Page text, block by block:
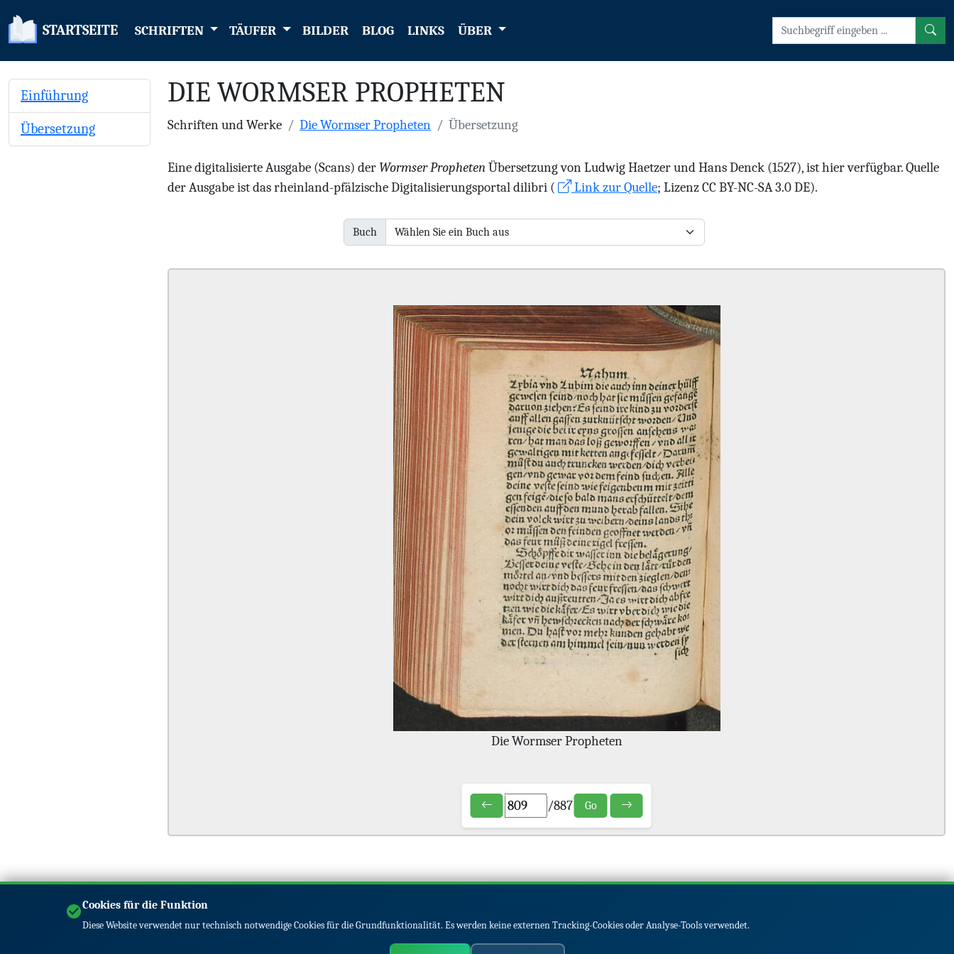
STARTSEITE SCHRIFTEN TÄUFER BILDER BLOG LINKS ÜBER
Einführung
Übersetzung
DIE WORMSER PROPHETEN
Schriften und Werke Die Wormser Propheten Übersetzung
Eine digitalisierte Ausgabe (Scans) der Wormser ProphetenÜbersetzung von Ludwig Haetzer und Hans Denck (1527), ist hier verfügbar. Quelle
der Ausgabe ist das rheinland-pfälzische Digitalisierungsportal dilibri (
Link zur Quelle; Lizenz CC BY-NC-SA 3.0 DE).
Buch
Die Wormser Propheten
/887 Go
Cookies für die Funktion
Diese Website verwendet nur technisch notwendige Cookies für die Grundfunktionalität. Es werden keine externen Tracking-Cookies oder Analyse-Tools verwendet.